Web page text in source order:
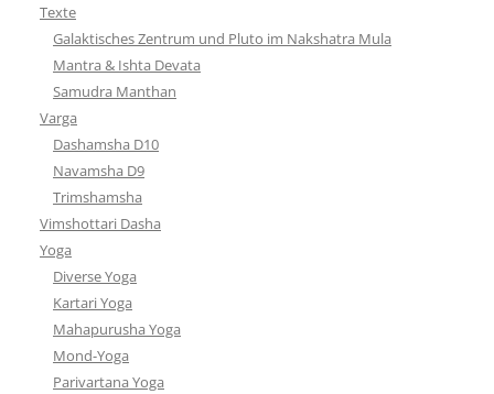
Texte
Galaktisches Zentrum und Pluto im Nakshatra Mula
Mantra & Ishta Devata
Samudra Manthan
Varga
Dashamsha D10
Navamsha D9
Trimshamsha
Vimshottari Dasha
Yoga
Diverse Yoga
Kartari Yoga
Mahapurusha Yoga
Mond-Yoga
Parivartana Yoga